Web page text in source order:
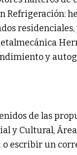
Refrigeración:
residenciales,
y
de las
y Cultural,
o escribir un